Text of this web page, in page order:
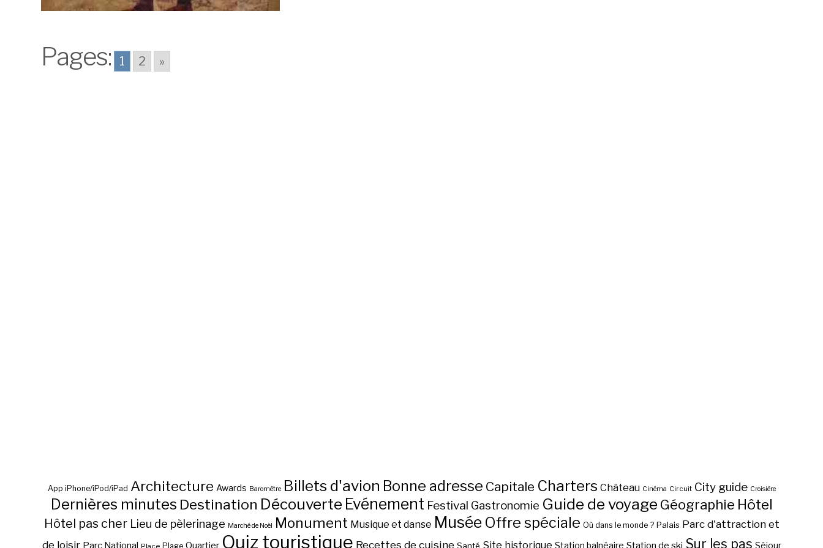
Pages: 1 2 »
App iPhone/iPod/iPad Architecture Awards Baromètre Billets d'avion Bonne adresse Capitale Charters Château Cinéma Circuit City guide Croisière
Dernières minutes Destination Découverte Evénement Festival Gastronomie Guide de voyage Géographie Hôtel
Hôtel pas cher Lieu de pèlerinage Marché de Noël Monument Musique et danse Musée Offre spéciale Où dans le monde ? Palais Parc d'attraction et
de loisir Parc National Place Plage Quartier Quiz touristique Recettes de cuisine Santé Site historique Station balnéaire Station de ski Sur les pas Séjour